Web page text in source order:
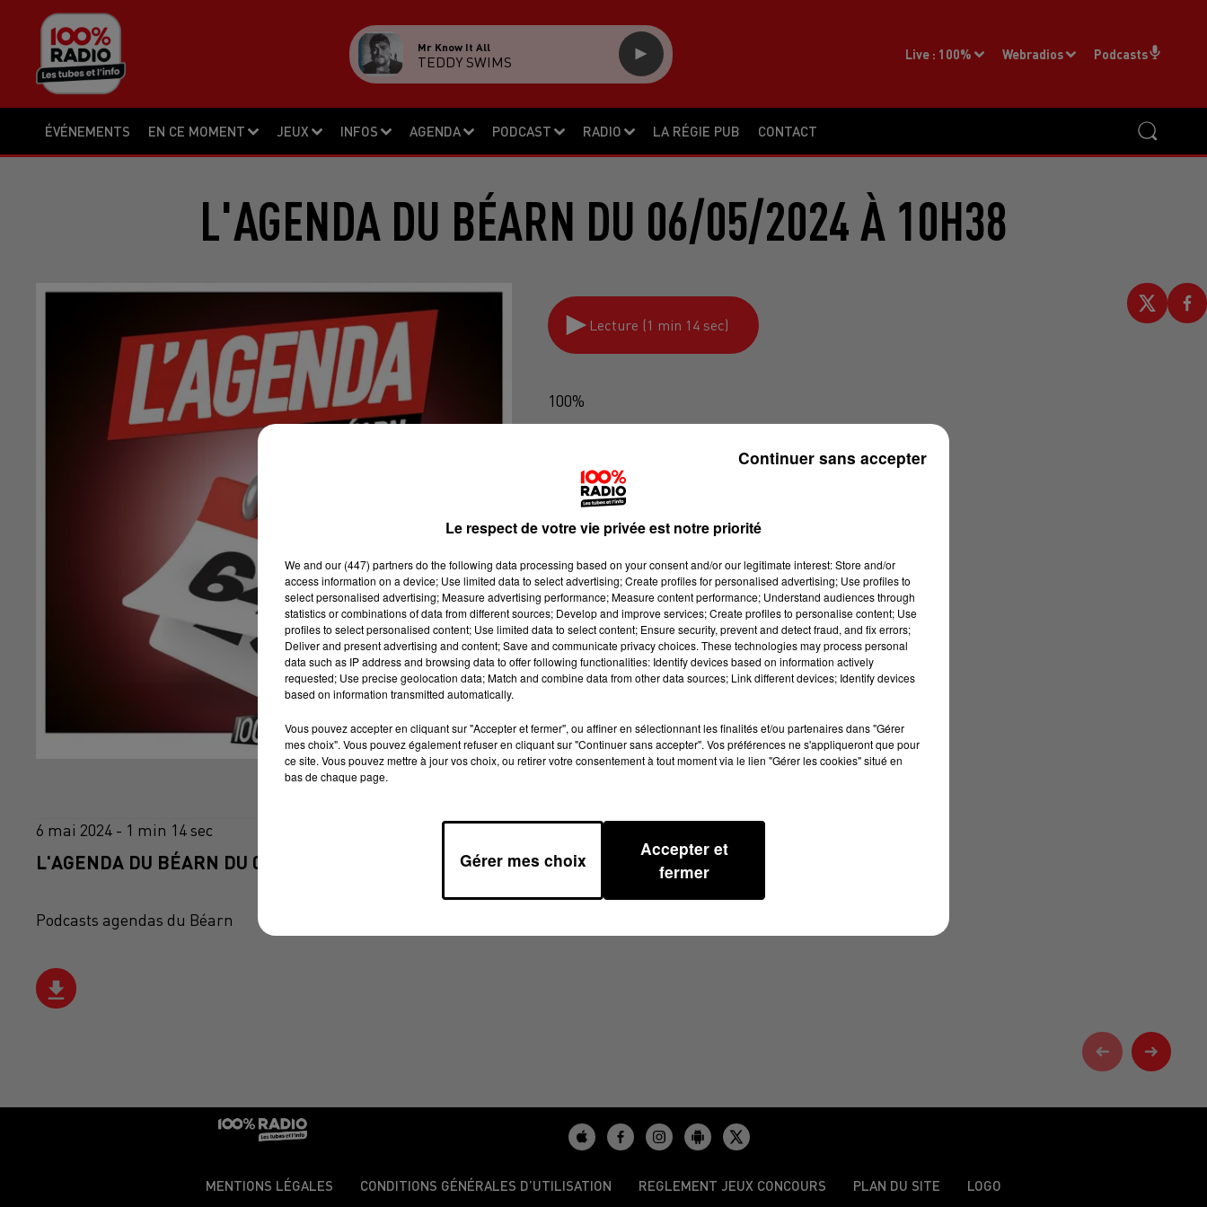
ÉVÉNEMENTS EN CE MOMENT JEUX INFOS AGENDA PODCAST RADIO LA RÉGIE PUB CONTACT
Live : 100% Webradios Podcasts
Mr Know It All
TEDDY SWIMS
L'AGENDA DU BÉARN DU 06/05/2024 À 10H38
Lecture (1 min 14 sec)
100%
6 mai 2024 - 1 min 14 sec
L'AGENDA DU BÉARN DU 06/05/2024 À 10H38
Podcasts agendas du Béarn
MENTIONS LÉGALES CONDITIONS GÉNÉRALES D’UTILISATION REGLEMENT JEUX CONCOURS PLAN DU SITE LOGO
Le respect de votre vie privée est notre priorité
We and our (447) partnersdo the following data processing based on your consent and/or our legitimate interest: Store and/or
access information on a device; Use limited data to select advertising; Create profiles for personalised advertising; Use profiles to
select personalised advertising; Measure advertising performance; Measure content performance; Understand audiences through
statistics or combinations of data from different sources; Develop and improve services; Create profiles to personalise content; Use
profiles to select personalised content; Use limited data to select content; Ensure security, prevent and detect fraud, and fix errors;
Deliver and present advertising and content; Save and communicate privacy choices. These technologies may process personal
data such as IP address and browsing data to offer following functionalities: Identify devices based on information actively
requested; Use precise geolocation data; Match and combine data from other data sources; Link different devices; Identify devices
based on information transmitted automatically.
Vous pouvez accepter en cliquant sur "Accepter et fermer", ou affiner en sélectionnant les finalités et/ou partenaires dans "Gérer
mes choix". Vous pouvez également refuser en cliquant sur "Continuer sans accepter". Vos préférences ne s'appliqueront que pour
ce site. Vous pouvez mettre à jour vos choix, ou retirer votre consentement à tout moment via le lien "Gérer les cookies" situé en
bas de chaque page.
Gérer mes choix
Accepter et
fermer
Continuer sans accepter